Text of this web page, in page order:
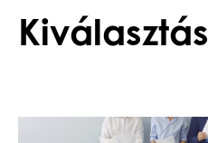
Kiválasztás